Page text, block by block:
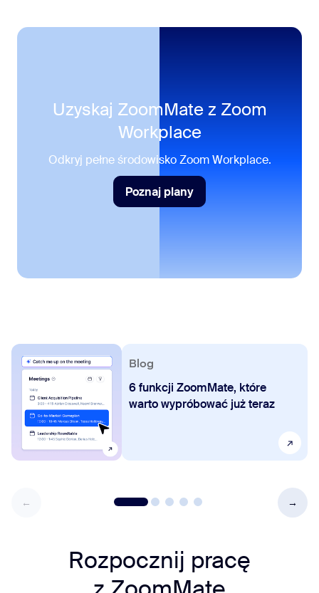
Uzyskaj ZoomMate z Zoom
Workplace
Odkryj pełne środowisko Zoom Workplace.
Poznaj plany
Poznaj plany
Blog
6 funkcji ZoomMate, które
warto wypróbować już teraz
Rozpocznij pracę